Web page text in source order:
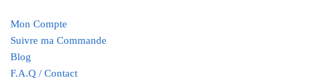
Mon Compte
Suivre ma Commande
Blog
F.A.Q / Contact